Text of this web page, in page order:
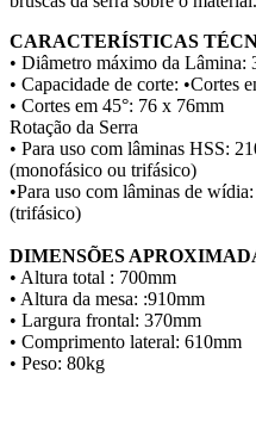
CARACTERÍSTICAS
• Diâmetro máximo da Lâmina:
• Capacidade de corte: •Cortes
• Cortes em 45°: 76 x 76mm
Rotação da Serra
• Para uso com lâminas HSS:
(monofásico ou trifásico)
•Para uso com lâminas de
(trifásico)
DIMENSÕES
• Altura total : 700mm
• Altura da mesa: :910mm
• Largura frontal: 370mm
• Comprimento lateral: 610mm
• Peso: 80kg